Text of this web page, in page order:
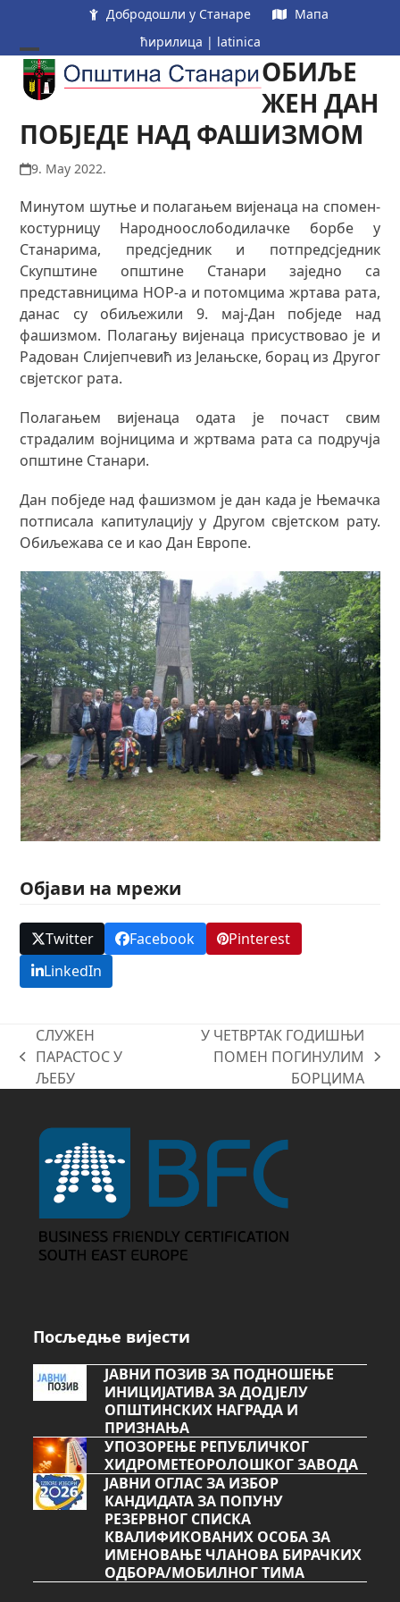
content
Добродошли у Станаре
Мапа
ћирилица | latinica
Open
mobile
menu
Close
mobile
menu
ОБИЉЕ
ЖЕН ДАН
ПОБЈЕДЕ НАД ФАШИЗМОМ
9. May 2022.
Минутом шутње и полагањем вијенаца на спомен-
костурницу Народноослободилачке борбе у
Станарима, предсједник и потпредсједник
Скупштине општине Станари заједно са
представницима НОР-а и потомцима жртава рата,
данас су обиљежили 9. мај-Дан побједе над
фашизмом. Полагању вијенаца присуствовао је и
Радован Слијепчевић из Јелањске, борац из Другог
свјетског рата.
Полагањем вијенаца одата је почаст свим
страдалим војницима и жртвама рата са подручја
општине Станари.
Дан побједе над фашизмом је дан када је Њемачка
потписала капитулацију у Другом свјетском рату.
Обиљежава се и као Дан Европе.
Објави на мрежи
Twitter Facebook
Pinterest
LinkedIn
previous
post:
СЛУЖЕН
ПАРАСТОС У
ЉЕБУ
post:
У ЧЕТВРТАК ГОДИШЊИ
ПОМЕН ПОГИНУЛИМ
БОРЦИМА
Посљедње вијести
ЈАВНИ ПОЗИВ ЗА ПОДНОШЕЊЕ
ИНИЦИЈАТИВА ЗА ДОДЈЕЛУ
ОПШТИНСКИХ НАГРАДА И
ПРИЗНАЊА
УПОЗОРЕЊЕ РЕПУБЛИЧКОГ
ХИДРОМЕТЕОРОЛОШКОГ ЗАВОДА
ЈАВНИ ОГЛАС ЗА ИЗБОР
КАНДИДАТА ЗА ПОПУНУ
РЕЗЕРВНОГ СПИСКА
КВАЛИФИКОВАНИХ ОСОБА ЗА
ИМЕНОВАЊЕ ЧЛАНОВА БИРАЧКИХ
ОДБОРА/МОБИЛНОГ ТИМА